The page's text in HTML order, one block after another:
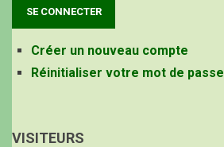
Créer un nouveau compte
Réinitialiser votre mot de passe
VISITEURS